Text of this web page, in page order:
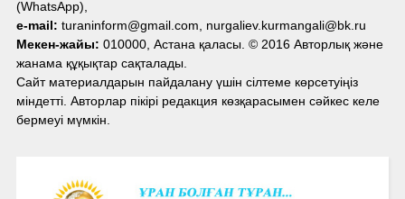
(WhatsApp),
e-mail: turaninform@gmail.com, nurgaliev.kurmangali@bk.ru
Мекен-жайы: 010000, Астана қаласы. © 2016 Авторлық және
жанама құқықтар сақталады.
Сайт материалдарын пайдалану үшін сілтеме көрсетуіңіз
міндетті. Авторлар пікірі редакция көзқарасымен сәйкес келе
бермеуі мүмкін.